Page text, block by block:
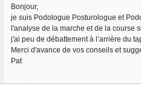
Bonjour,
je suis Podologue Posturologue et
l'analyse de la marche et de la course
j'ai peu de débattement à l’arrière du
Merci d'avance de vos conseils et
Pat